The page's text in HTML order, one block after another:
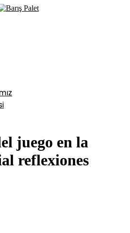
juego en la
reflexiones